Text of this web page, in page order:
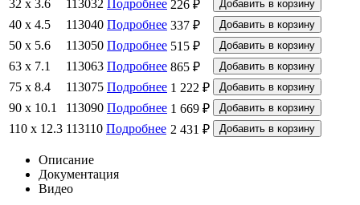
32 x 3.6
113032 Подробнее 226 ₽
40 x 4.5
113040 Подробнее 337 ₽
50 x 5.6
113050 Подробнее 515 ₽
63 x 7.1
113063 Подробнее 865 ₽
75 x 8.4
113075 Подробнее 1 222 ₽
90 x 10.1
113090 Подробнее 1 669 ₽
110 x 12.3 113110 Подробнее 2 431 ₽
Описание
Документация
Видео